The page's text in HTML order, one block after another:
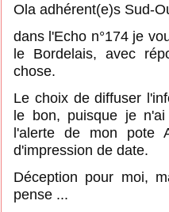
Ola adhérent(e)s Sud-
dans l'Echo n°174 je
le Bordelais, avec
chose.
Le choix de diffuser
le bon, puisque je
l'alerte de mon pote
d'impression de date.
Déception pour moi,
pense ...